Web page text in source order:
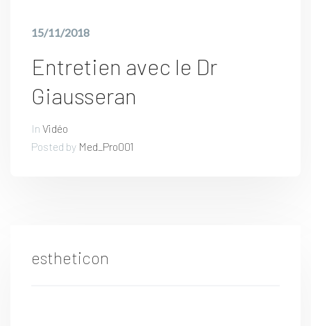
15/11/2018
Entretien avec le Dr
Giausseran
In Vidéo
Posted by Med_Pro001
estheticon